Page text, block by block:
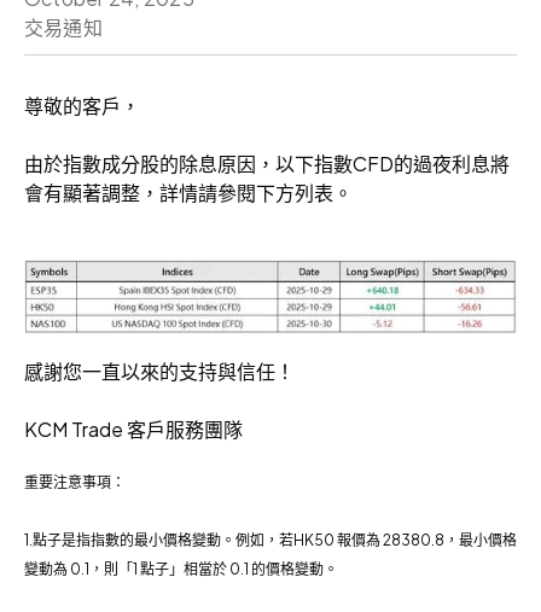
交易通知
尊敬的客戶，
由於指數成分股的除息原因，以下指數CFD的過夜利息將
會有顯著調整，詳情請參閱下方列表。
感謝您一直以來的支持與信任！
KCM Trade 客戶服務團隊
重要注意事項：
1.點子是指指數的最小價格變動。例如，若HK50 報價為 28380.8，最小價格
變動為 0.1，則「1 點子」相當於 0.1 的價格變動。